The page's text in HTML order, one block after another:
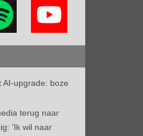
AI-upgrade: boze
terug naar
'Ik wil naar